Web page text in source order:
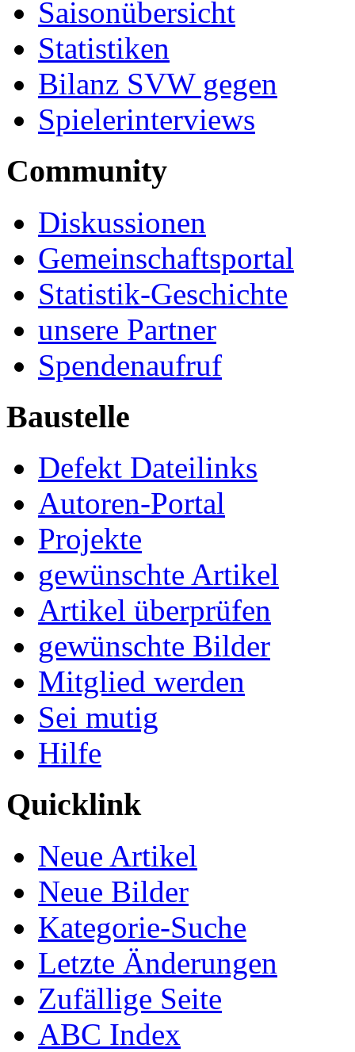
Saisonübersicht
Statistiken
Bilanz SVW gegen
Spielerinterviews
Community
Diskussionen
Gemeinschaftsportal
Statistik-Geschichte
unsere Partner
Spendenaufruf
Baustelle
Defekt Dateilinks
Autoren-Portal
Projekte
gewünschte Artikel
Artikel überprüfen
gewünschte Bilder
Mitglied werden
Sei mutig
Hilfe
Quicklink
Neue Artikel
Neue Bilder
Kategorie-Suche
Letzte Änderungen
Zufällige Seite
ABC Index